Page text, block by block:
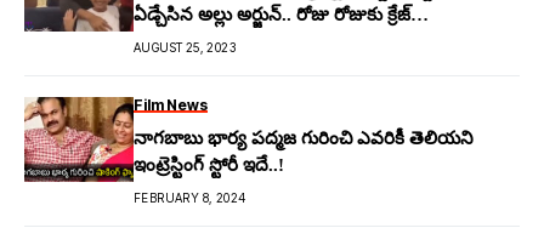
ఏడ్చేసిన అల్లు అర్జున్.. రోజు రోజుకు క్రేజ్
పెంచుకుంటున్న బ‌న్నీ
AUGUST 25, 2023
Film News
నాగబాబు భార్య పద్మజ గురించి ఎవరికీ తెలియని
ఇంట్రెస్టింగ్ స్టోరీ ఇదే..!
FEBRUARY 8, 2024